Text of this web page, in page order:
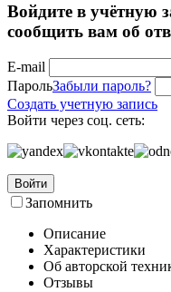
Войдите в учётную
сообщить вам об
E-mail
ПарольЗабыли пароль?
Создать учетную запись
Войти через соц. сеть:
Войти
Запомнить
Описание
Характеристики
Об авторской
Отзывы